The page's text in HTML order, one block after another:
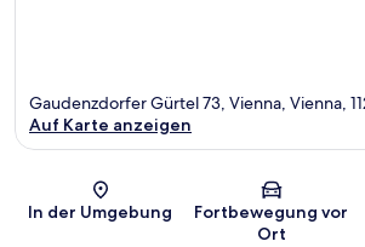
Karte
Gaudenzdorfer Gürtel 73, Vienna, Vienna,
Auf Karte anzeigen
In der Umgebung
Fortbewegung vor
Ort